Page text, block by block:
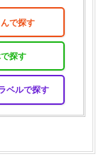
で探す
探す
ベルで探す